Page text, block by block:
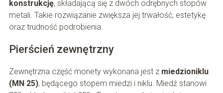
konstrukcję, składającą się z dwóch odrębnych stopów
metali. Takie rozwiązanie zwiększa jej trwałość, estetykę
oraz trudność podrobienia.
Pierścień zewnętrzny
Zewnętrzna część monety wykonana jest z miedzioniklu
(MN 25), będącego stopem miedzi i niklu. Miedź stanowi